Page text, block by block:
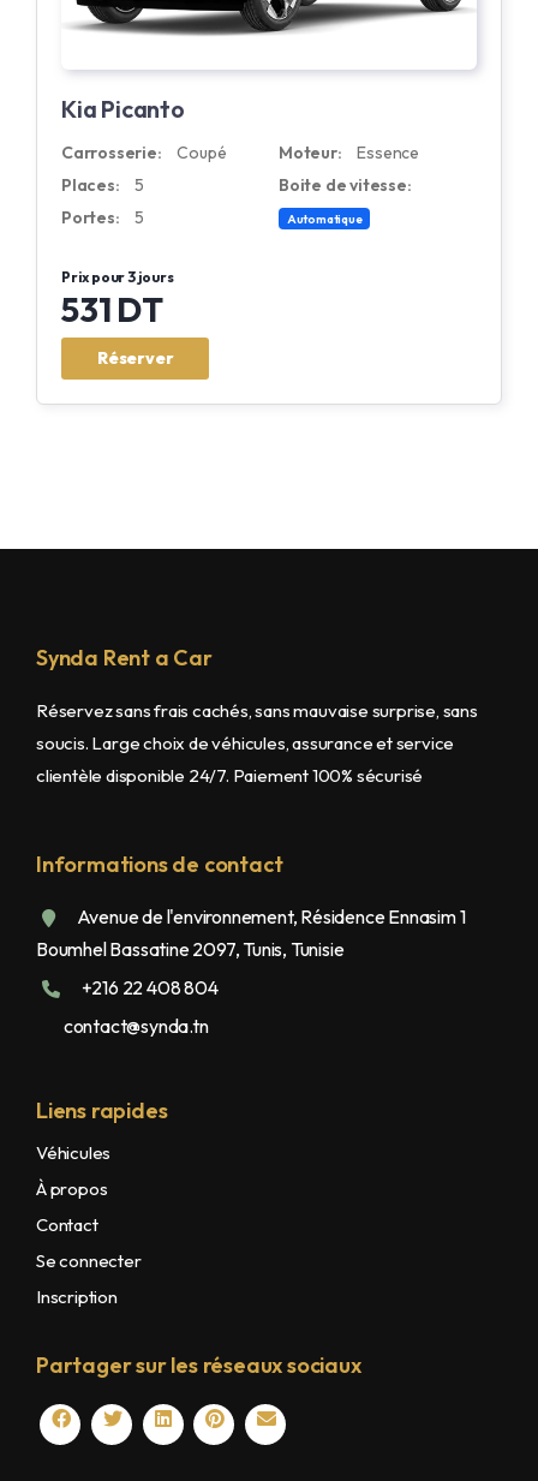
Kia Picanto
Carrosserie:
Coupé
Places:
5
Portes:
5
Moteur:
Essence
Boite de vitesse:
Automatique
Prix pour 3 jours
531 DT
Réserver
Synda Rent a Car
Réservez sans frais cachés, sans mauvaise surprise, sans
soucis. Large choix de véhicules, assurance et service
clientèle disponible 24/7. Paiement 100% sécurisé
Informations de contact
Avenue de l'environnement, Résidence Ennasim 1
Boumhel Bassatine 2097, Tunis, Tunisie
+216 22 408 804
contact@synda.tn
Liens rapides
Véhicules
À propos
Contact
Se connecter
Inscription
Partager sur les réseaux sociaux